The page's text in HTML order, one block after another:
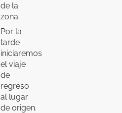
de la
zona.
Por la
tarde
iniciaremos
el viaje
de
regreso
al lugar
de origen.